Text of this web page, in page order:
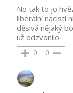
No tak to jo
liberální nacisti
děsivá nějaký
už odzvonilo.
0 0